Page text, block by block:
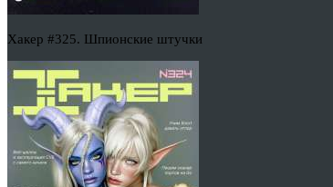
Хакер #325. Шпионские штучки